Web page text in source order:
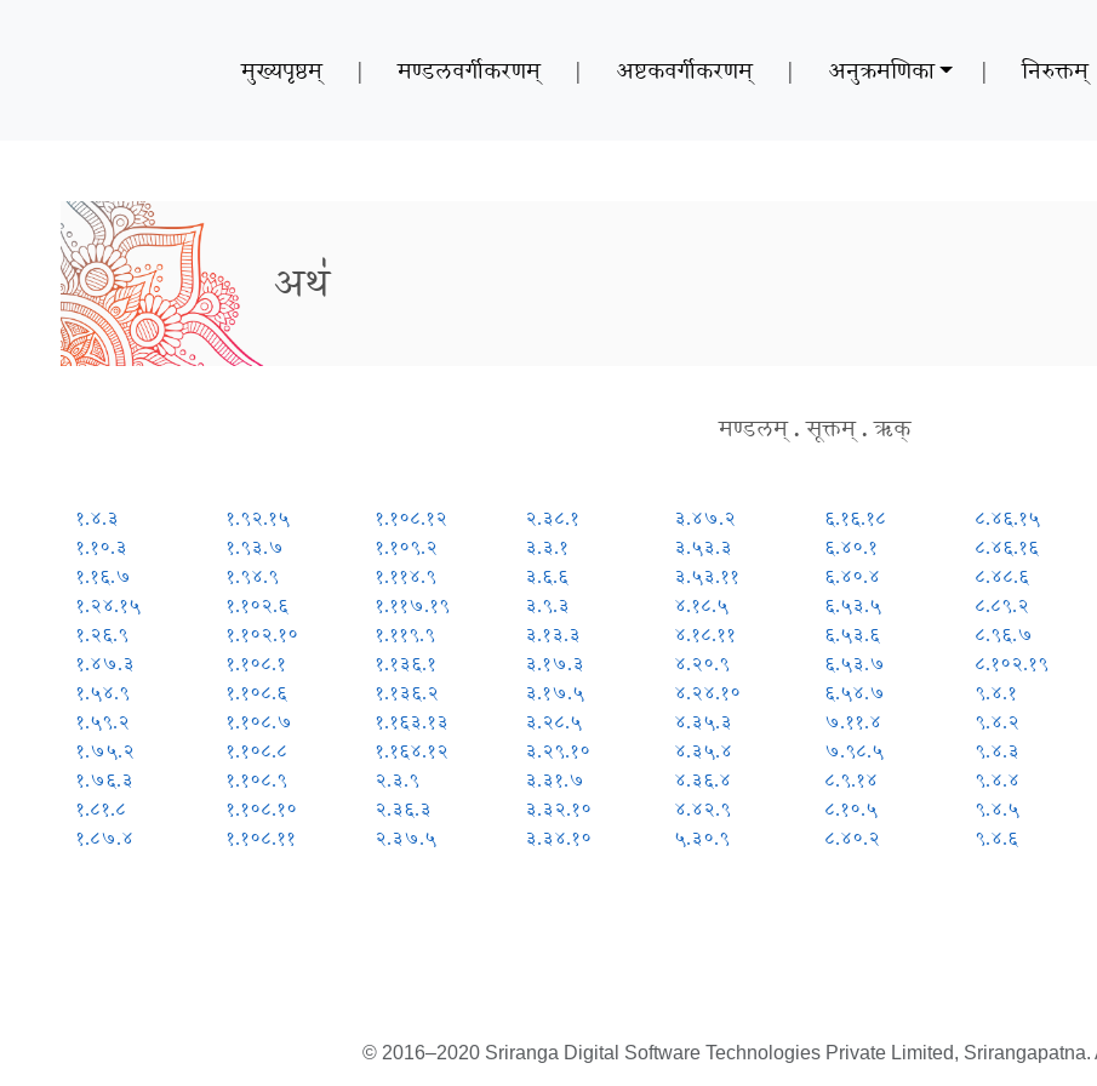
मुख्यपृष्ठम् | मण्डलवर्गीकरणम् | अष्टकवर्गीकरणम् | अनुक्रमणिका | निरुक्तम्
अथ॑
मण्डलम् . सूक्तम् . ऋक्
१.४.३
१.१०.३
१.१६.७
१.२४.१५
१.२६.९
१.४७.३
१.५४.९
१.५९.२
१.७५.२
१.७६.३
१.८१.८
१.८७.४
१.९२.१५
१.९३.७
१.९४.९
१.१०२.६
१.१०२.१०
१.१०८.१
१.१०८.६
१.१०८.७
१.१०८.८
१.१०८.९
१.१०८.१०
१.१०८.११
१.१०८.१२
१.१०९.२
१.११४.९
१.११७.१९
१.११९.९
१.१३६.१
१.१३६.२
१.१६३.१३
१.१६४.१२
२.३.९
२.३६.३
२.३७.५
२.३८.१
३.३.१
३.६.६
३.९.३
३.१३.३
३.१७.३
३.१७.५
३.२८.५
३.२९.१०
३.३१.७
३.३२.१०
३.३४.१०
३.४७.२
३.५३.३
३.५३.११
४.१८.५
४.१८.११
४.२०.९
४.२४.१०
४.३५.३
४.३५.४
४.३६.४
४.४२.९
५.३०.९
६.१६.१८
६.४०.१
६.४०.४
६.५३.५
६.५३.६
६.५३.७
६.५४.७
७.११.४
७.९८.५
८.९.१४
८.१०.५
८.४०.२
८.४६.१५
८.४६.१६
८.४८.६
८.८९.२
८.९६.७
८.१०२.१९
९.४.१
९.४.२
९.४.३
९.४.४
९.४.५
९.४.६
© 2016–2020 Sriranga Digital Software Technologies Private Limited, Srirangapatna.